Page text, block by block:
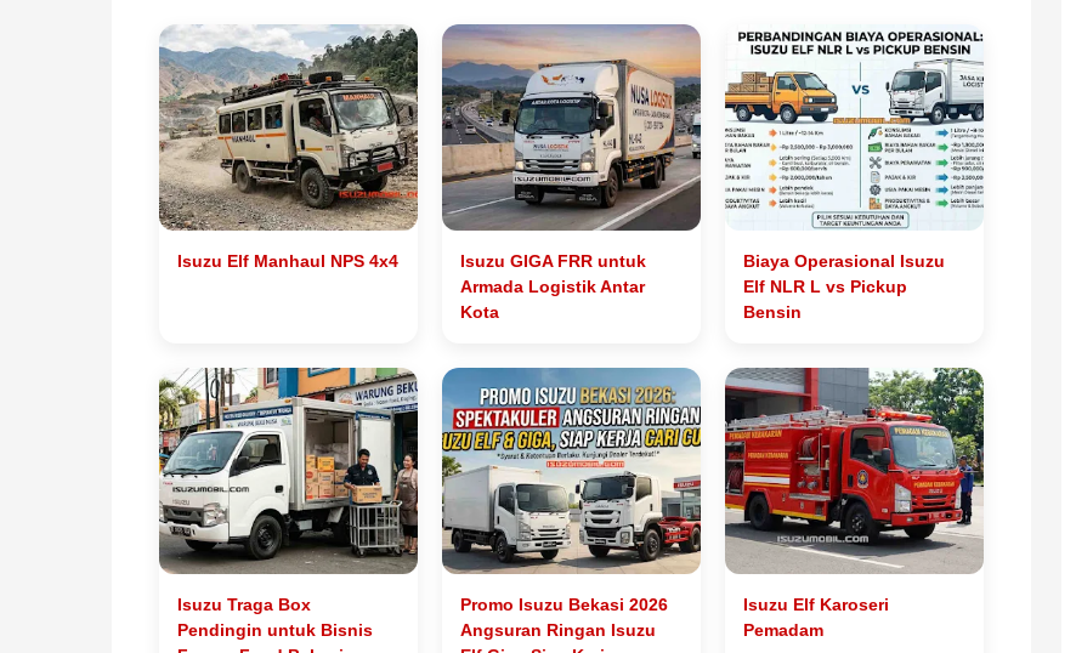
Isuzu Elf Manhaul NPS 4x4
Isuzu GIGA FRR untuk
Armada Logistik Antar
Kota
Biaya Operasional Isuzu
Elf NLR L vs Pickup
Bensin
Isuzu Traga Box
Pendingin untuk Bisnis
Promo Isuzu Bekasi 2026
Angsuran Ringan Isuzu
Isuzu Elf Karoseri
Pemadam